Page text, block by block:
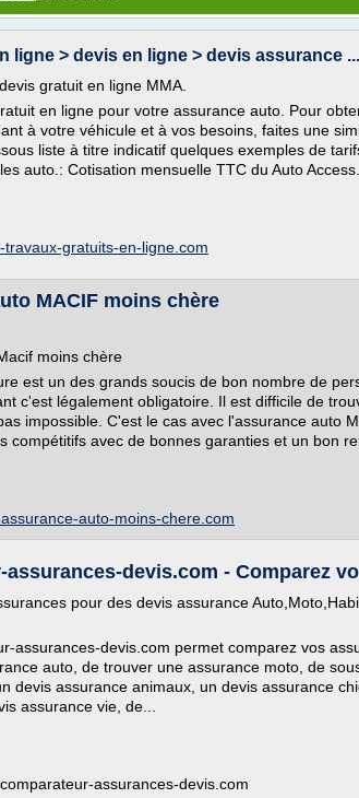
ligne > devis en ligne > devis assurance ...
gratuit en ligne MMA.
en ligne pour votre assurance auto. Pour
à votre véhicule et à vos besoins, faites une
liste à titre indicatif quelques exemples de
auto.: Cotisation mensuelle TTC du Auto Access...
travaux-gratuits-en-ligne.com
MACIF moins chère
moins chère
est un des grands soucis de bon nombre de
c'est légalement obligatoire. Il est difficile de
impossible. C'est le cas avec l'assurance auto
compétitifs avec de bonnes garanties et un bon
auto-moins-chere.com
assurances-devis.com - Comparez
pour des devis assurance
assurances-devis.com permet comparez vos
auto, de trouver une assurance moto, de
devis assurance animaux, un devis assurance
assurance vie, de...
assurances-devis.com